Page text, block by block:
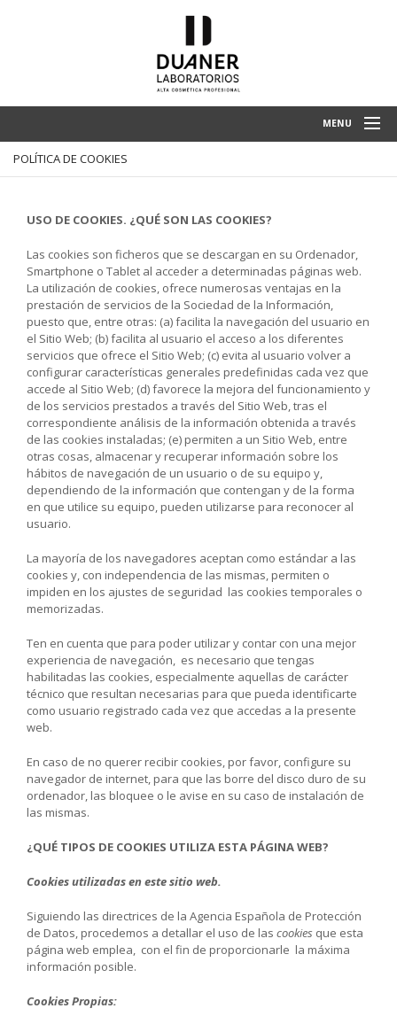
MENU
COSMÉTICOS A TERCEROS
CALIDAD
CATÁLOGO
TIENDA ONLINE
BLOG
CONTACTO
POLÍTICA DE COOKIES
USO DE COOKIES. ¿QUÉ SON LAS COOKIES?
Las cookies son ficheros que se descargan en su Ordenador,
Smartphone o Tablet al acceder a determinadas páginas web.
La utilización de cookies, ofrece numerosas ventajas en la
prestación de servicios de la Sociedad de la Información,
puesto que, entre otras: (a) facilita la navegación del usuario en
el Sitio Web; (b) facilita al usuario el acceso a los diferentes
servicios que ofrece el Sitio Web; (c) evita al usuario volver a
configurar características generales predefinidas cada vez que
accede al Sitio Web; (d) favorece la mejora del funcionamiento y
de los servicios prestados a través del Sitio Web, tras el
correspondiente análisis de la información obtenida a través
de las cookies instaladas; (e) permiten a un Sitio Web, entre
otras cosas, almacenar y recuperar información sobre los
hábitos de navegación de un usuario o de su equipo y,
dependiendo de la información que contengan y de la forma
en que utilice su equipo, pueden utilizarse para reconocer al
usuario.
La mayoría de los navegadores aceptan como estándar a las
cookies y, con independencia de las mismas, permiten o
impiden en los ajustes de seguridad las cookies temporales o
memorizadas.
Ten en cuenta que para poder utilizar y contar con una mejor
experiencia de navegación, es necesario que tengas
habilitadas las cookies, especialmente aquellas de carácter
técnico que resultan necesarias para que pueda identificarte
como usuario registrado cada vez que accedas a la presente
web.
En caso de no querer recibir cookies, por favor, configure su
navegador de internet, para que las borre del disco duro de su
ordenador, las bloquee o le avise en su caso de instalación de
las mismas.
¿QUÉ TIPOS DE COOKIES UTILIZA ESTA PÁGINA WEB?
Cookies utilizadas en este sitio web.
Siguiendo las directrices de la Agencia Española de Protección
de Datos, procedemos a detallar el uso de las cookies que esta
página web emplea, con el fin de proporcionarle la máxima
información posible.
Cookies Propias: